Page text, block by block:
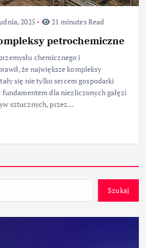
2025 21 minutes Read
petrochemiczne
chemicznego i
że największe kompleksy
się nie tylko sercem gospodarki
dla niezliczonych gałęzi
sztucznych, przez…
Szukaj